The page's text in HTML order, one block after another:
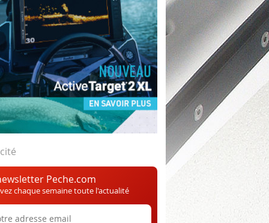
Peche.com
chaque semaine toute l'actualité